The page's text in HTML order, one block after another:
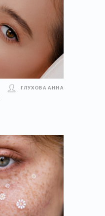
ГЛУХОВА АННА